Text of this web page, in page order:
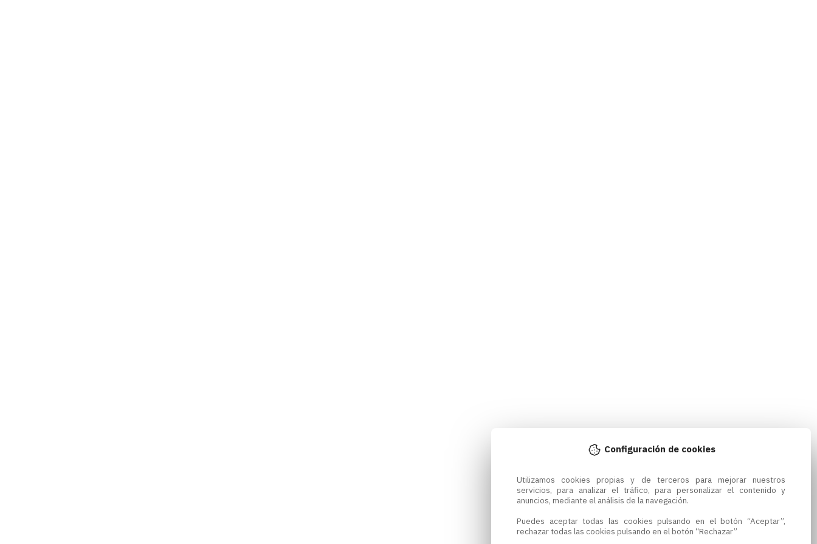
Configuración de cookies
Utilizamos cookies propias y de terceros para mejorar nuestros
servicios, para analizar el tráfico, para personalizar el contenido y
anuncios, mediante el análisis de la navegación.
Puedes aceptar todas las cookies pulsando en el botón “Aceptar”,
rechazar todas las cookies pulsando en el botón “Rechazar”